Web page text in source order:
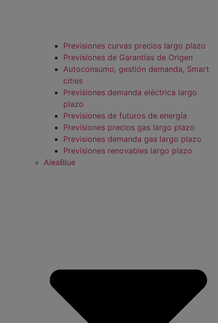
Previsiones curvas precios largo plazo
Previsiones de Garantías de Origen
Autoconsumo, gestión demanda, Smart
cities
Previsiones demanda eléctrica largo
plazo
Previsiones de futuros de energía
Previsiones precios gas largo plazo
Previsiones demanda gas largo plazo
Previsiones renovables largo plazo
AleaBlue